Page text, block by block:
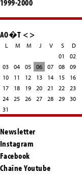
1999-2000
AO�T <>
L M M J V S
D
01
02
03
04 05 06 07 08
09
10
11 12 13 14 15
16
17
18 19 20 21 22
23
24
25 26 27 28 29
30
31
Newsletter
Instagram
Facebook
Chaîne Youtube